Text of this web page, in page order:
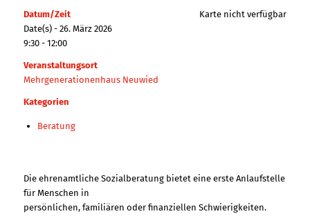
Karte nicht verfügbar
Datum/Zeit
Date(s) - 26. März 2026
9:30 - 12:00
Veranstaltungsort
Mehrgenerationenhaus Neuwied
Kategorien
Beratung
Die ehrenamtliche Sozialberatung bietet eine erste Anlaufstelle
für Menschen in
persönlichen, familiären oder finanziellen Schwierigkeiten.